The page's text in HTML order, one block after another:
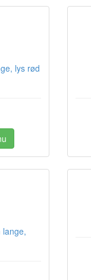
lys rød
lange,